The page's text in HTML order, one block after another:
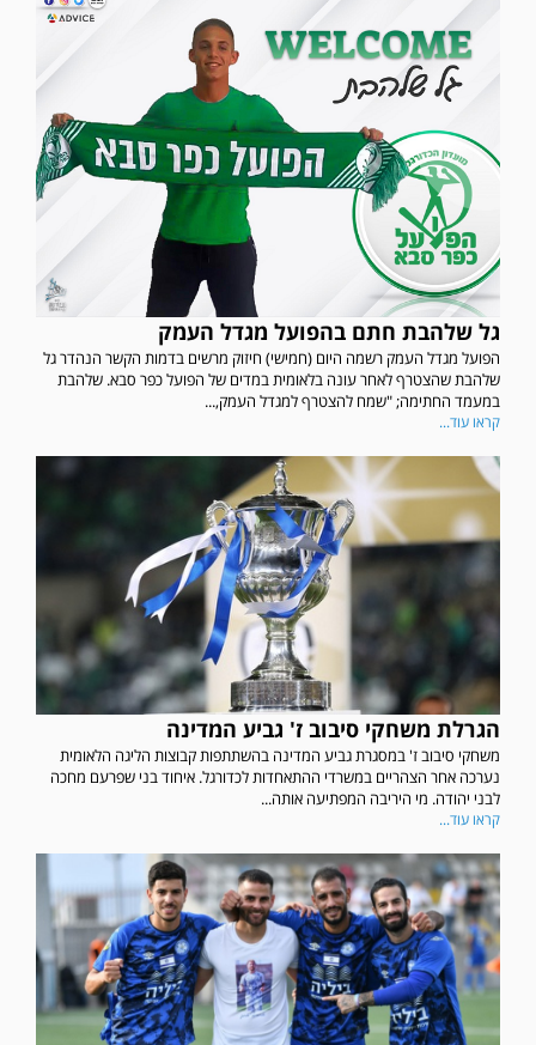
גל שלהבת חתם בהפועל מגדל העמק
הפועל מגדל העמק רשמה היום (חמישי) חיזוק מרשים בדמות הקשר הנהדר גל
שלהבת שהצטרף לאחר עונה בלאומית במדים של הפועל כפר סבא. שלהבת
במעמד החתימה; "שמח להצטרף למגדל העמק,...
קראו עוד...
הגרלת משחקי סיבוב ז' גביע המדינה
משחקי סיבוב ז' במסגרת גביע המדינה בהשתתפות קבוצות הליגה הלאומית
נערכה אחר הצהריים במשרדי ההתאחדות לכדורגל. איחוד בני שפרעם מחכה
לבני יהודה. מי היריבה המפתיעה אותה...
קראו עוד...